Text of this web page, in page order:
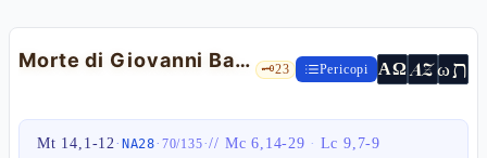
Morte di Giovanni Battista 🗝️23 Pericopi ΑΩ AZωת
Mt 14,1-12· NA28· 70/135·// Mc 6,14-29 · Lc 9,7-9